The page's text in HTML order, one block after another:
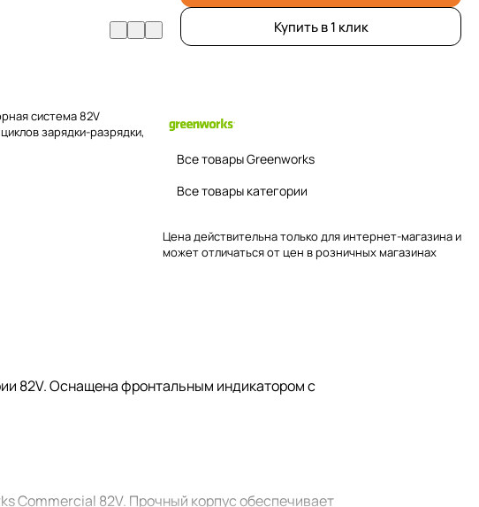
система 82V
зарядки-разрядки,
Купить в 1 клик
Все товары Greenworks
Все товары категории
Цена действительна только для интернет-магазина и
может отличаться от цен в розничных магазинах
82V. Оснащена фронтальным индикатором с
Commercial 82V. Прочный корпус обеспечивает